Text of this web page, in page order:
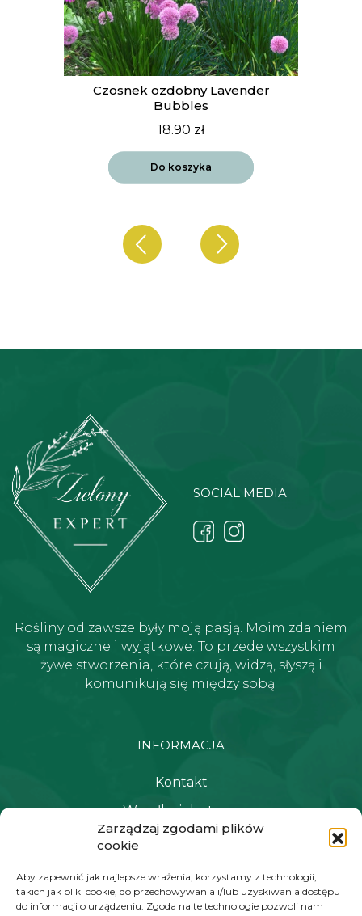
Zarządzaj zgodami plików
cookie
Aby zapewnić jak najlepsze wrażenia, korzystamy z technologii,
takich jak pliki cookie, do przechowywania i/lub uzyskiwania dostępu
do informacji o urządzeniu. Zgoda na te technologie pozwoli nam
Czosnek ozdobny Lavender
Bubbles
18.90 zł
Do koszyka
SOCIAL MEDIA
Rośliny od zawsze były moją pasją. Moim zdaniem
są magiczne i wyjątkowe. To przede wszystkim
żywe stworzenia, które czują, widzą, słyszą i
komunikują się między sobą.
INFORMACJA
Kontakt
Wysyłka i dostawa
Polityka prywatności i regulamin